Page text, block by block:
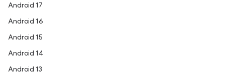
Android 17
Android 16
Android 15
Android 14
Android 13